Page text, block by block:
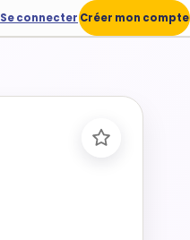
Se connecter Créer mon compte